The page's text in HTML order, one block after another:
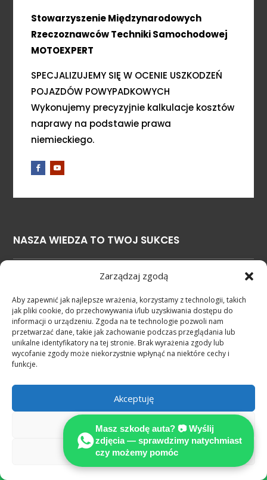
Zarządzaj zgodą
Aby zapewnić jak najlepsze wrażenia, korzystamy z technologii, takich
jak pliki cookie, do przechowywania i/lub uzyskiwania dostępu do
informacji o urządzeniu. Zgoda na te technologie pozwoli nam
przetwarzać dane, takie jak zachowanie podczas przeglądania lub
unikalne identyfikatory na tej stronie. Brak wyrażenia zgody lub
wycofanie zgody może niekorzystnie wpłynąć na niektóre cechy i
funkcje.
Akceptuję
Odmów
Zobacz preferencje
Stowarzyszenie Międzynarodowych
Rzeczoznawców Techniki Samochodowej
MOTOEXPERT
SPECJALIZUJEMY SIĘ W OCENIE USZKODZEŃ
POJAZDÓW POWYPADKOWYCH
Wykonujemy precyzyjnie kalkulacje kosztów
naprawy na podstawie prawa
niemieckiego.
NASZA WIEDZA TO TWOJ SUKCES
Ekspertyza techniczna pojazdu
a decyzja o odszkodowaniu
według standardów MOTOEX
samochodowy Niemcy
— pomoc po polsku
po wypadku w
Niemczech
Miałeś niezawiniony wypadek w
całych Niemczech?MOTOEXPERT

Masz szkodę auta? 📷 Wyślij
zdjęcia — sprawdzimy natychmiast
czy możemy pomóc